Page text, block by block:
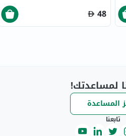
48
لمساعدتك!
المساعدة
تابعنا